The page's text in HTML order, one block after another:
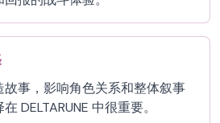
故事，影响角色关系和整体叙事
DELTARUNE 中很重要。